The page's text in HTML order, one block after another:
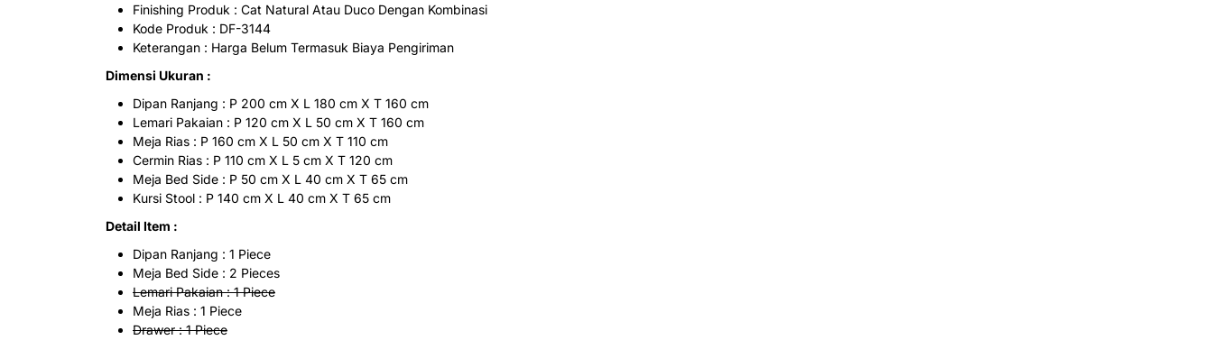
Finishing Produk : Cat Natural Atau Duco Dengan Kombinasi
Kode Produk : DF-3144
Keterangan : Harga Belum Termasuk Biaya Pengiriman
Dimensi Ukuran :
Dipan Ranjang : P 200 cm X L 180 cm X T 160 cm
Lemari Pakaian : P 120 cm X L 50 cm X T 160 cm
Meja Rias : P 160 cm X L 50 cm X T 110 cm
Cermin Rias : P 110 cm X L 5 cm X T 120 cm
Meja Bed Side : P 50 cm X L 40 cm X T 65 cm
Kursi Stool : P 140 cm X L 40 cm X T 65 cm
Detail Item :
Dipan Ranjang : 1 Piece
Meja Bed Side : 2 Pieces
Lemari Pakaian : 1 Piece
Meja Rias : 1 Piece
Drawer : 1 Piece